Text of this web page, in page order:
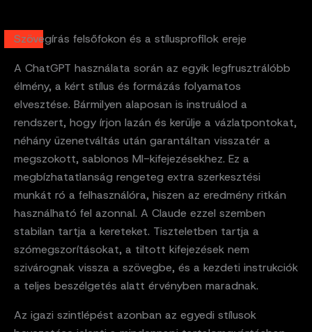
Szövegírás felsőfokon és a stílusprofilok ereje
A ChatGPT használata során az egyik legfrusztrálóbb
élmény, a kért stílus és formázás folyamatos
elvesztése. Bármilyen alaposan is instruálod a
rendszert, hogy írjon lazán és kerülje a vázlatpontokat,
néhány üzenetváltás után garantáltan visszatér a
megszokott, sablonos MI-kifejezésekhez. Ez a
megbízhatatlanság rengeteg extra szerkesztési
munkát ró a felhasználóra, hiszen az eredmény ritkán
használható fel azonnal. A Claude ezzel szemben
stabilan tartja a kereteket. Tiszteletben tartja a
szómegszorításokat, a tiltott kifejezések nem
szivárognak vissza a szövegbe, és a kezdeti instrukciók
a teljes beszélgetés alatt érvényben maradnak.
Az igazi szintlépést azonban az egyedi stílusok